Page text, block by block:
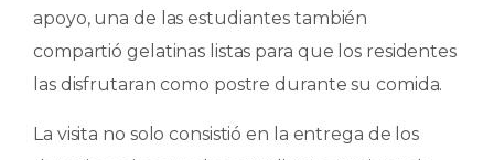
apoyo, una de las estudiantes también
compartió gelatinas listas para que los residentes
las disfrutaran como postre durante su comida.
La visita no solo consistió en la entrega de los